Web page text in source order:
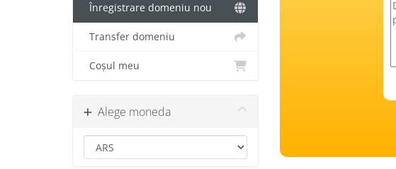
Înregistrare domeniu nou
Transfer domeniu
Coșul meu
Alege moneda